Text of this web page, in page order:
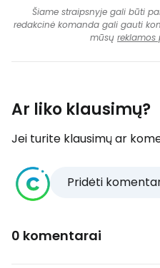
Šiame straipsnyje gali būti
redakcinė komanda gali gauti
mūsų reklamos
Ar liko klausimų?
Jei turite klausimų ar
Pridėti
0 komentarai